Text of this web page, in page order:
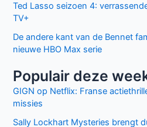
Ted Lasso seizoen 4:
TV+
De andere kant van de Bennet
nieuwe HBO Max serie
Populair deze
GIGN op Netflix: Franse
missies
Sally Lockhart Mysteries brengt